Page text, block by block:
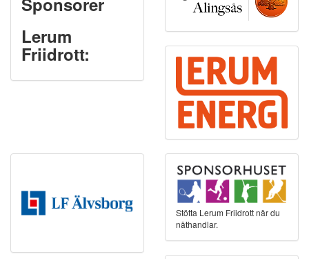
Lerum
Friidrott:
Stötta Lerum Friidrott när du
näthandlar.